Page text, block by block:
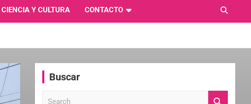
CIENCIA Y CULTURA CONTACTO
Buscar